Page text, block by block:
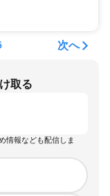
次へ
取る
情報なども配信しま